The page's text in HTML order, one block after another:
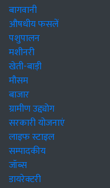
बागवानी
औषधीय फसलें
पशुपालन
मशीनरी
खेती-बाड़ी
मौसम
बाजार
ग्रामीण उद्द्योग
सरकारी योजनाएं
लाइफ स्टाइल
सम्पादकीय
जॉब्स
डायरेक्टरी